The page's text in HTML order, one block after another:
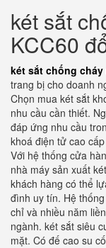
két sắt
KCC60
két sắt chống cháy
trang bị cho doanh
Chọn mua két sắt
nhu cầu cần thiết.
đáp ứng nhu cầu
khoá điện tử cao
Với hệ thống cửa
nhà máy sản xuất
khách hàng có thể
đình uy tín. Hệ
chỉ và nhiều năm
ngành. két sắt siêu
mặt. Có đế cao su